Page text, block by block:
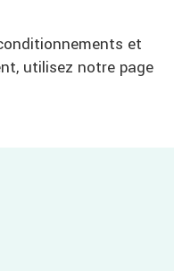
et
utilisez notre page